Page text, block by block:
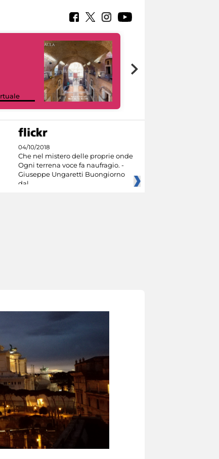
04/10/2018
Che nel mistero delle proprie onde
Ogni terrena voce fa naufragio. -
Giuseppe Ungaretti Buongiorno
dal